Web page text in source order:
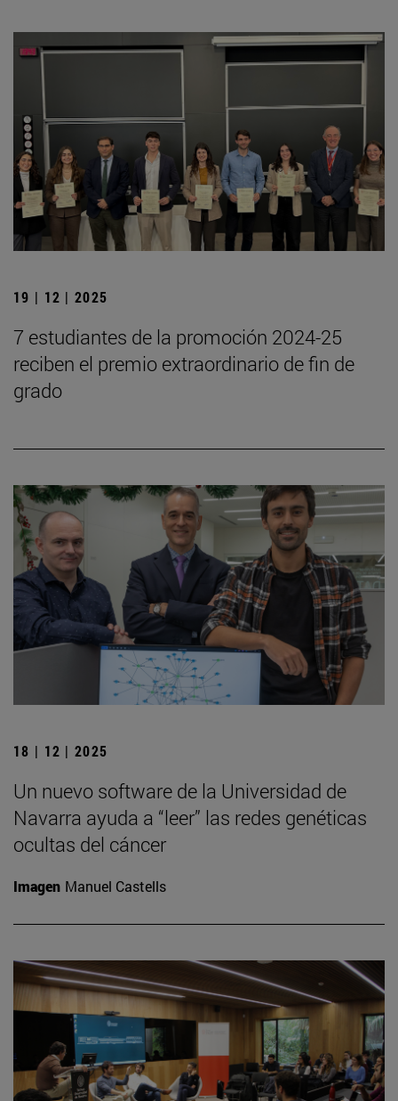
19 | 12 | 2025
7 estudiantes de la promoción 2024-25
reciben el premio extraordinario de fin de
grado
18 | 12 | 2025
Un nuevo software de la Universidad de
Navarra ayuda a “leer” las redes genéticas
ocultas del cáncer
Imagen Manuel Castells